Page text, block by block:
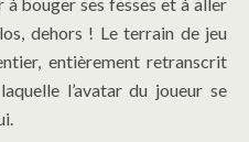
dehors ! Le terrain de jeu
entièrement retranscrit
l’avatar du joueur se